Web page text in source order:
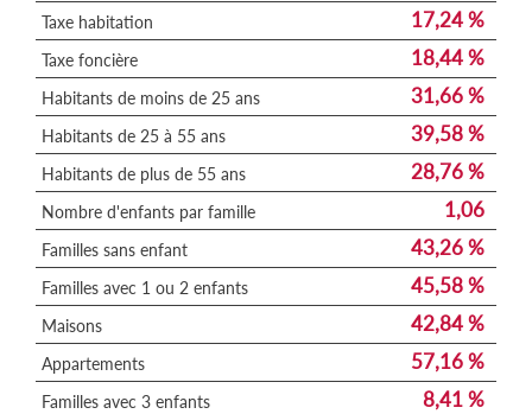
Taxe habitation 17,24 %
Taxe foncière 18,44 %
Habitants de moins de 25 ans 31,66 %
Habitants de 25 à 55 ans 39,58 %
Habitants de plus de 55 ans 28,76 %
Nombre d'enfants par famille 1,06
Familles sans enfant 43,26 %
Familles avec 1 ou 2 enfants 45,58 %
Maisons 42,84 %
Appartements 57,16 %
Familles avec 3 enfants 8,41 %